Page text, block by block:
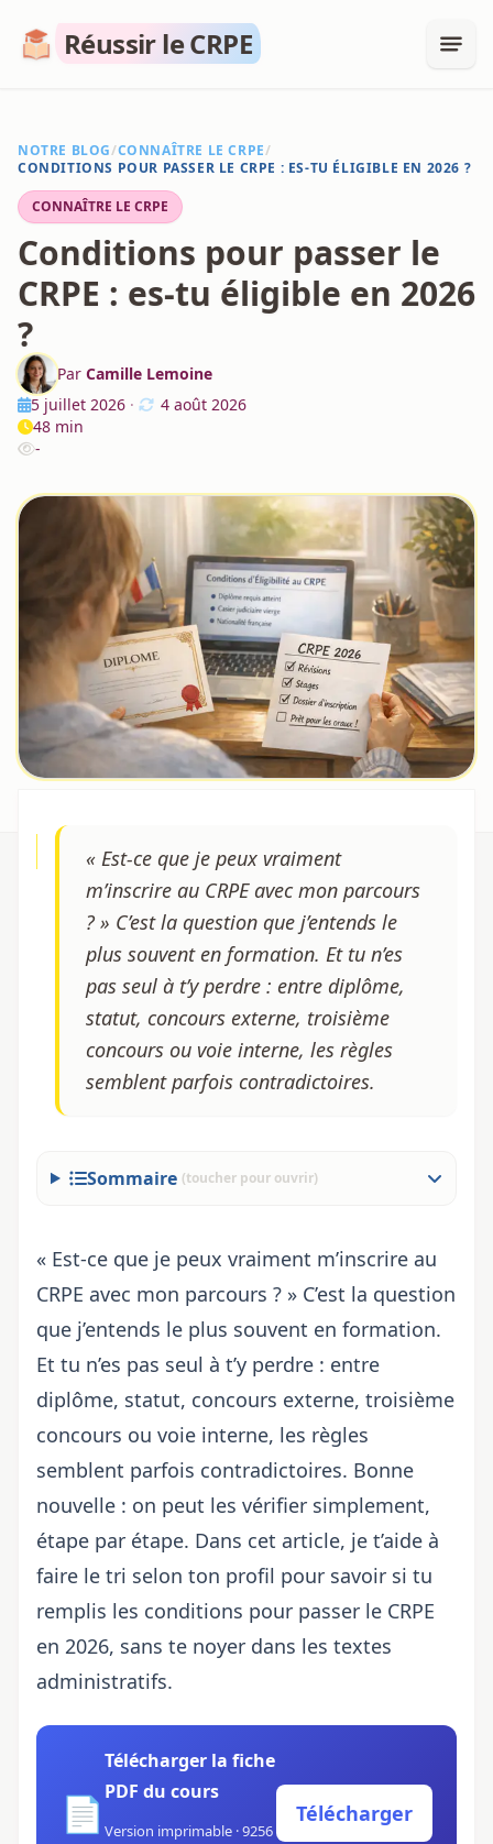
Réussir le CRPE
NOTRE BLOG/CONNAÎTRE LE CRPE/
CONDITIONS POUR PASSER LE CRPE : ES-TU ÉLIGIBLE EN 2026 ?
CONNAÎTRE LE CRPE
Conditions pour passer le
CRPE : es-tu éligible en 2026
?
Par Camille Lemoine
5 juillet 2026 ·
4 août 2026
48 min
-
« Est-ce que je peux vraiment
m’inscrire au CRPE avec mon parcours
? » C’est la question que j’entends le
plus souvent en formation. Et tu n’es
pas seul à t’y perdre : entre diplôme,
statut, concours externe, troisième
concours ou voie interne, les règles
semblent parfois contradictoires.
Sommaire (toucher pour ouvrir)
« Est-ce que je peux vraiment m’inscrire au
CRPE avec mon parcours ? » C’est la question
que j’entends le plus souvent en formation.
Et tu n’es pas seul à t’y perdre : entre
diplôme, statut, concours externe, troisième
concours ou voie interne, les règles
semblent parfois contradictoires. Bonne
nouvelle : on peut les vérifier simplement,
étape par étape. Dans cet article, je t’aide à
faire le tri selon ton profil pour savoir si tu
remplis les conditions pour passer le CRPE
en 2026, sans te noyer dans les textes
administratifs.
📄
Télécharger la fiche
PDF du cours
Version imprimable · 9256
Télécharger